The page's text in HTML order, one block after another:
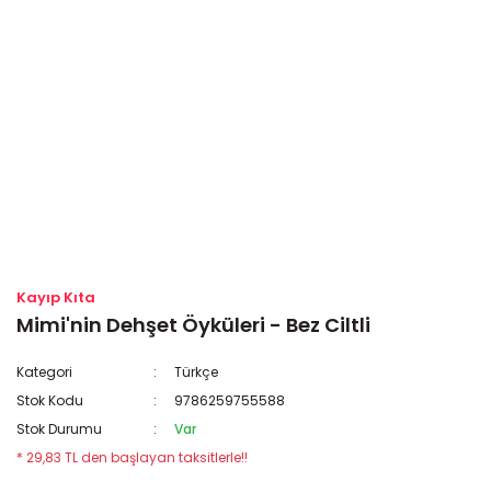
Kayıp Kıta
Mimi'nin Dehşet Öyküleri - Bez Ciltli
Kategori
Türkçe
Stok Kodu
9786259755588
Stok Durumu
Var
* 29,83 TL den başlayan taksitlerle!!